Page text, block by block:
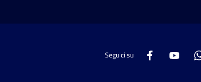
Seguici su